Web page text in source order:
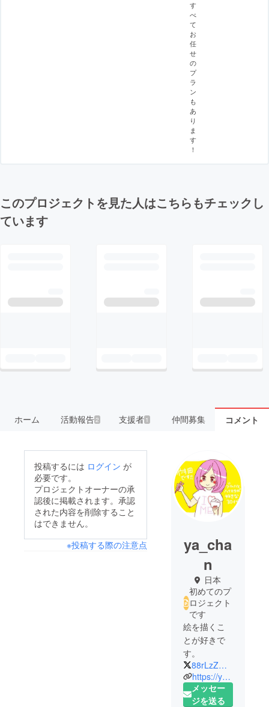
す
べ
て
お
任
せ
の
プ
ラ
ン
も
あ
り
ま
す
！
このプロジェクトを見た人はこちらもチェックし
ています
ホーム 活動報告2 支援者 1 仲間募集 コメント
投稿するには ログイン が
必要です。
プロジェクトオーナーの承
認後に掲載されます。承認
された内容を削除すること
はできません。
※投稿する際の注意点
ya_cha
n
日本
初めてのプ
ロジェクト
です
絵を描くこ
とが好きで
す。
88rLzZG4T1O0lI1
https://yasuda-party.com/
メッセー
ジを送る